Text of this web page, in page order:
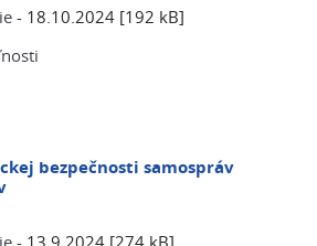
- 18.10.2024 [192 kB]
bezpečnosti samospráv
- 13.9.2024 [274 kB]